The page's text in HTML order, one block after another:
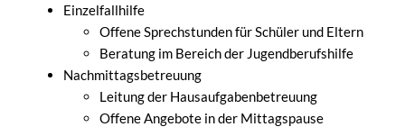
Einzelfallhilfe
Offene Sprechstunden für Schüler und Eltern
Beratung im Bereich der Jugendberufshilfe
Nachmittagsbetreuung
Leitung der Hausaufgabenbetreuung
Offene Angebote in der Mittagspause